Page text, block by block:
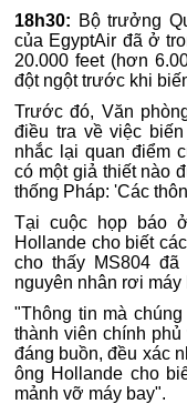
18h30: Bộ trưởng
của EgyptAir đã ở
20.000 feet (hơn
đột ngột trước khi
Trước đó, Văn
điều tra về việc
nhắc lại quan điểm
có một giả thiết nào
thống Pháp: 'Các
Tại cuộc họp báo
Hollande cho biết
cho thấy MS804
nguyên nhân rơi
"Thông tin mà
thành viên chính
đáng buồn, đều xác
ông Hollande cho
mảnh vỡ máy bay".